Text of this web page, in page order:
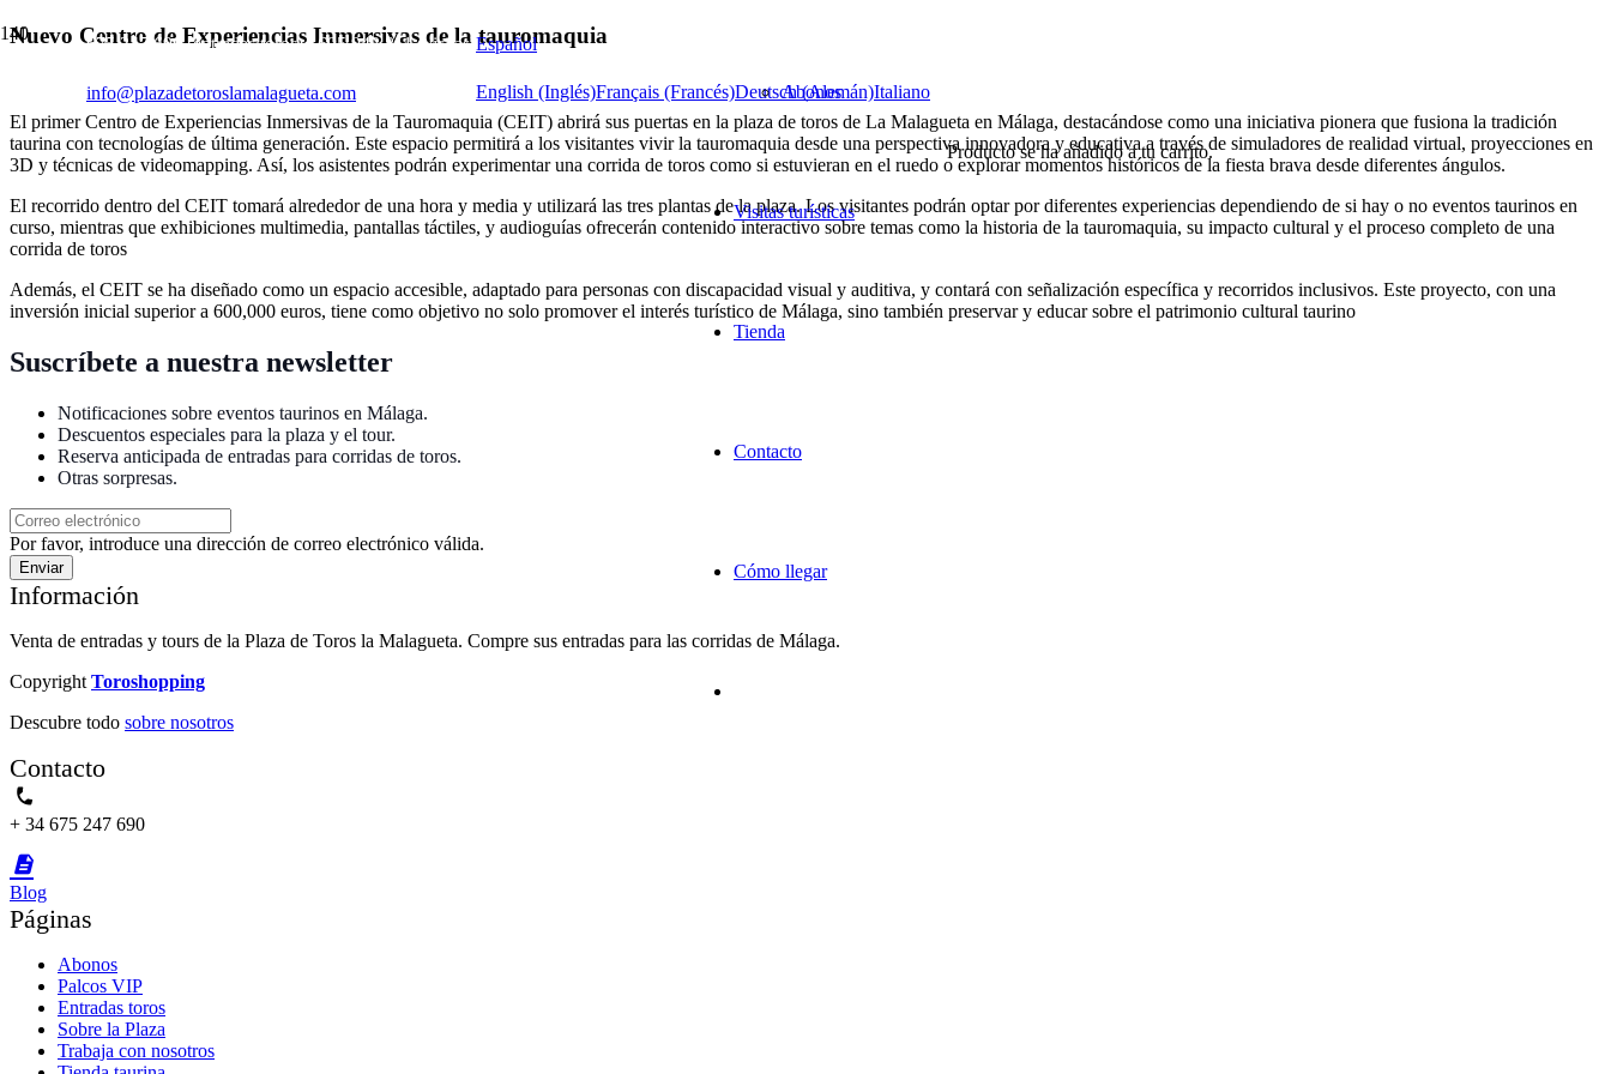
675 247 690 (entradas toros) / 695 943 811 (visitas)
info@plazadetoroslamalagueta.com
Español
English (Inglés)Français (Francés)Deutsch (Alemán)Italiano
Abonos
Visitas turísticas
Tienda
Contacto
Cómo llegar
Productose ha añadido a tu carrito.
Nuevo Centro de Experiencias Inmersivas de la tauromaquia
El primer Centro de Experiencias Inmersivas de la Tauromaquia (CEIT) abrirá sus puertas en la plaza de toros de La Malagueta en Málaga, destacándose como una iniciativa pionera que fusiona la tradición
taurina con tecnologías de última generación. Este espacio permitirá a los visitantes vivir la tauromaquia desde una perspectiva innovadora y educativa a través de simuladores de realidad virtual, proyecciones en
3D y técnicas de videomapping. Así, los asistentes podrán experimentar una corrida de toros como si estuvieran en el ruedo o explorar momentos históricos de la fiesta brava desde diferentes ángulos.
El recorrido dentro del CEIT tomará alrededor de una hora y media y utilizará las tres plantas de la plaza. Los visitantes podrán optar por diferentes experiencias dependiendo de si hay o no eventos taurinos en
curso, mientras que exhibiciones multimedia, pantallas táctiles, y audioguías ofrecerán contenido interactivo sobre temas como la historia de la tauromaquia, su impacto cultural y el proceso completo de una
corrida de toros​
Además, el CEIT se ha diseñado como un espacio accesible, adaptado para personas con discapacidad visual y auditiva, y contará con señalización específica y recorridos inclusivos. Este proyecto, con una
inversión inicial superior a 600,000 euros, tiene como objetivo no solo promover el interés turístico de Málaga, sino también preservar y educar sobre el patrimonio cultural taurino​
Suscríbete a nuestra newsletter
Notificaciones sobre eventos taurinos en Málaga.
Descuentos especiales para la plaza y el tour.
Reserva anticipada de entradas para corridas de toros.
Otras sorpresas.
Por favor, introduce una dirección de correo electrónico válida.
Enviar
Información
Venta de entradas y tours de la Plaza de Toros la Malagueta. Compre sus entradas para las corridas de Málaga.
Copyright Toroshopping
Descubre todo sobre nosotros
Contacto
phone
+ 34 675 247 690
description
Blog
Páginas
Abonos
Palcos VIP
Entradas toros
Sobre la Plaza
Trabaja con nosotros